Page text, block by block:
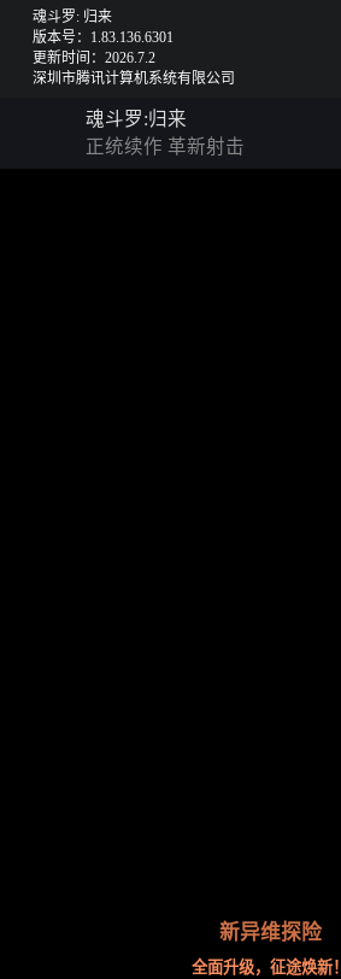
魂斗罗: 归来
版本号：1.83.136.6301
更新时间：2026.7.2
深圳市腾讯计算机系统有限公司
魂斗罗:归来
正统续作 革新射击
新异维探险
全面升级，征途焕新！